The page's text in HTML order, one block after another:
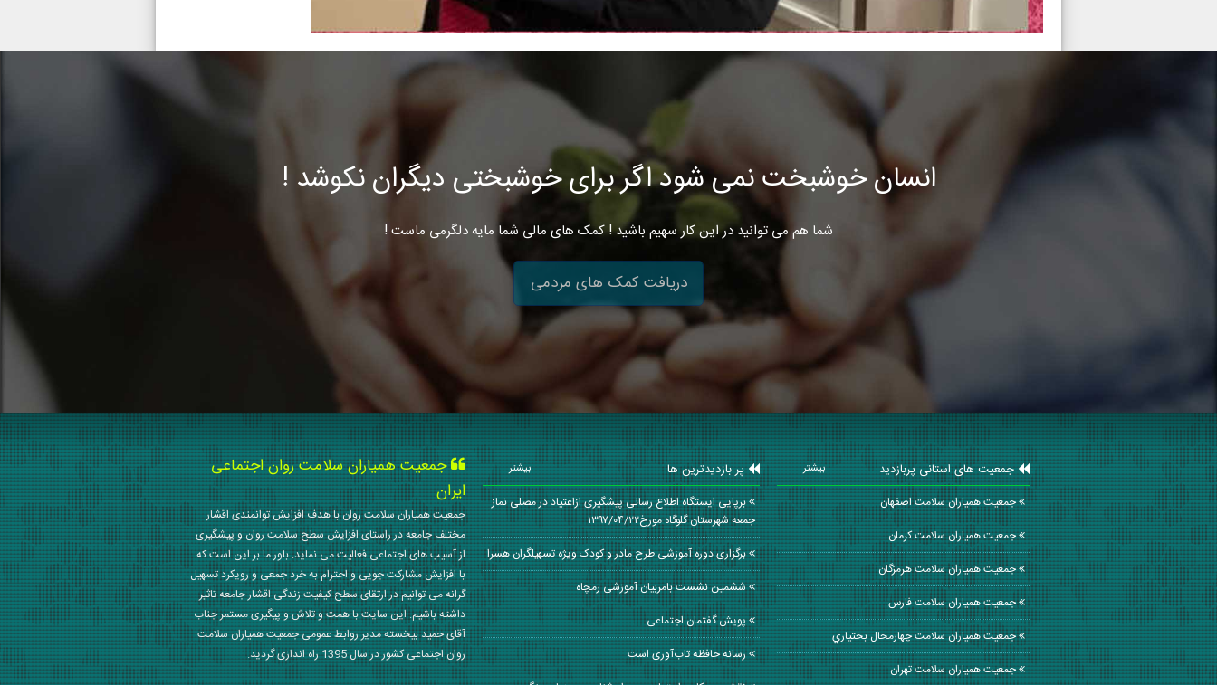
انسان خوشبخت نمی شود اگر برای خوشبختی دیگران نکوشد !
شما هم می توانید در این کار سهیم باشید ! کمک های مالی شما مایه دلگرمی ماست !
دریافت کمک های مردمی
جمعیت های استانی پربازدید بیشتر ...
جمعیت همیاران سلامت اصفهان
جمعیت همیاران سلامت كرمان
جمعیت همیاران سلامت هرمزگان
جمعیت همیاران سلامت فارس
جمعیت همیاران سلامت چهارمحال بختياري
جمعیت همیاران سلامت تهران
پر بازدیدترین ها بیشتر ...
برپایی ایستگاه اطلاع رسانی پیشگیری ازاعتیاد در مصلی نماز
جمعه شهرستان گلوگاه مورخ۱۳۹۷/۰۴/۲۲
برگزاری دوره آموزشی طرح مادر و کودک ویژه تسهیلگران هسرا
ششمین نشست بامربیان آموزشی رمچاه
پویش گفتمان اجتماعی
رسانه حافظه تاب‌آوری است
جمعیت همیاران سلامت روان اجتماعی
ایران
جمعیت همیاران سلامت روان با هدف افزایش توانمندی اقشار
مختلف جامعه در راستای افزایش سطح سلامت روان و پیشگیری
از آسیب های اجتماعی فعالیت می نماید. باور ما بر این است که
با افزایش مشارکت جویی و احترام به خرد جمعی و رویکرد تسهیل
گرانه می توانیم در ارتقای سطح کیفیت زندگی اقشار جامعه تاثیر
داشته باشیم. این سایت با همت و تلاش و پیگیری مستمر جناب
آقای حمید بیخسته مدیر روابط عمومی جمعیت همیاران سلامت
روان اجتماعی کشور در سال 1395 راه اندازی گردید.